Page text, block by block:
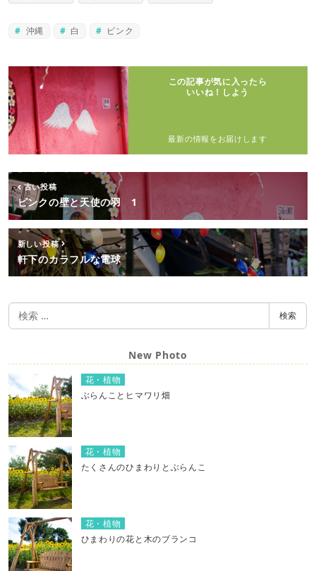
沖縄 白 ピンク
この記事が気に入ったら
いいね！しよう
最新の情報をお届けします
古い投稿
ピンクの壁と天使の羽 1
新しい投稿
軒下のカラフルな電球
検
索
検索
New Photo
花・植物
ぶらんことヒマワリ畑
花・植物
たくさんのひまわりとぶらんこ
花・植物
ひまわりの花と木のブランコ